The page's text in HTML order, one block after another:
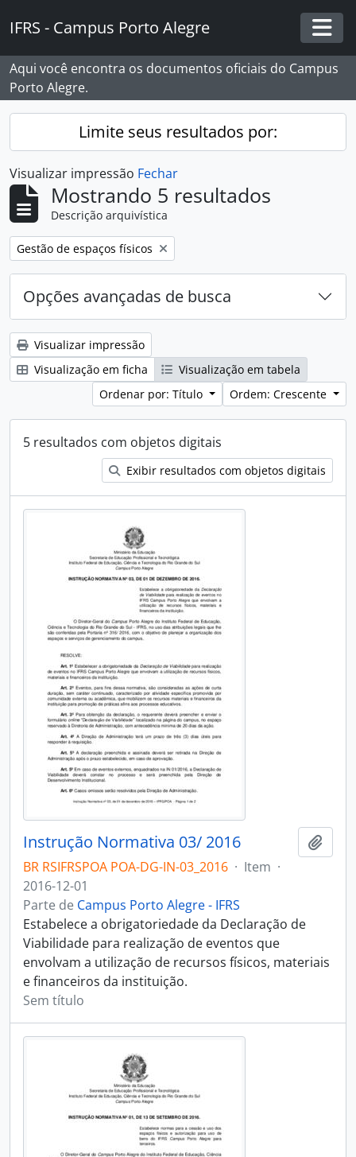
IFRS - Campus Porto Alegre
Aqui você encontra os documentos oficiais do Campus
Porto Alegre.
Limite seus resultados por:
Visualizar impressão Fechar
Mostrando 5 resultados
Descrição arquivística
Remover filtro:
Gestão de espaços físicos
Opções avançadas de busca
Visualizar impressão
Visualização em ficha
Visualização em tabela
Ordenar por: Título
Ordem: Crescente
5 resultados com objetos digitais
Exibir resultados com objetos digitais
Instrução Normativa 03/ 2016
BR RSIFRSPOA POA-DG-IN-03_2016 · Item ·
2016-12-01
Parte de Campus Porto Alegre - IFRS
Estabelece a obrigatoriedade da Declaração de
Viabilidade para realização de eventos que
envolvam a utilização de recursos físicos, materiais
e financeiros da instituição.
Sem título